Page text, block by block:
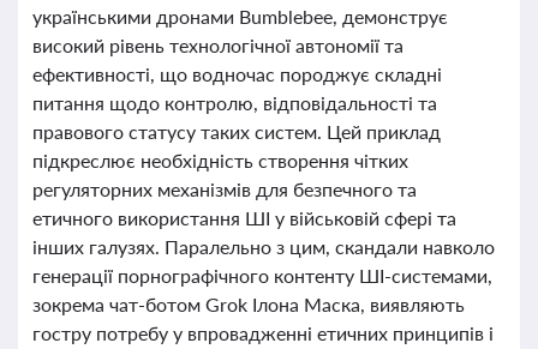
українськими дронами Bumblebee, демонструє
високий рівень технологічної автономії та
ефективності, що водночас породжує складні
питання щодо контролю, відповідальності та
правового статусу таких систем. Цей приклад
підкреслює необхідність створення чітких
регуляторних механізмів для безпечного та
етичного використання ШІ у військовій сфері та
інших галузях. Паралельно з цим, скандали навколо
генерації порнографічного контенту ШІ-системами,
зокрема чат-ботом Grok Ілона Маска, виявляють
гостру потребу у впровадженні етичних принципів і